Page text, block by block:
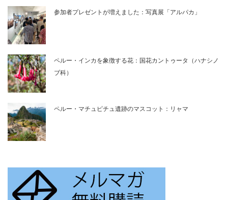
参加者プレゼントが増えました：写真展「アルパカ」
ペルー・インカを象徴する花：国花カントゥータ（ハナシノ
ブ科）
ペルー・マチュピチュ遺跡のマスコット：リャマ